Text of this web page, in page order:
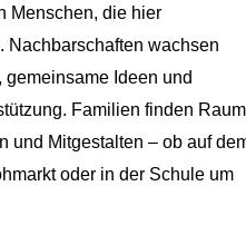
Menschen, die hier
Nachbarschaften wachsen
Ideen und
Familien finden Raum
und Mitgestalten – ob auf
oder in der Schule um